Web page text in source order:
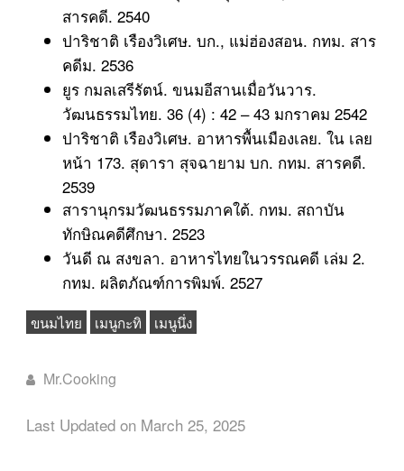
สารคดี. 2540
ปาริชาติ เรืองวิเศษ. บก., แม่ฮ่องสอน. กทม. สาร
คดีม. 2536
ยูร กมลเสรีรัตน์. ขนมอีสานเมื่อวันวาร.
วัฒนธรรมไทย. 36 (4) : 42 – 43 มกราคม 2542
ปาริชาติ เรืองวิเศษ. อาหารพื้นเมืองเลย. ใน เลย
หน้า 173. สุดารา สุจฉายาม บก. กทม. สารคดี.
2539
สารานุกรมวัฒนธรรมภาคใต้. กทม. สถาบัน
ทักษิณคดีศึกษา. 2523
วันดี ณ สงขลา. อาหารไทยในวรรณคดี เล่ม 2.
กทม. ผลิตภัณฑ์การพิมพ์. 2527
ขนมไทย เมนูกะทิ เมนูนึ่ง
Mr.Cooking
Last Updated on March 25, 2025